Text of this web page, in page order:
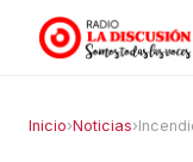
Inicio›Noticias›